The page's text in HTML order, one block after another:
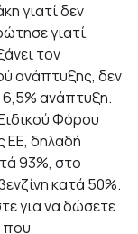
γιατί δεν
γιατί,
τον
ανάπτυξης, δεν
6,5% ανάπτυξη.
Φόρου
ΕΕ, δηλαδή
93%, στο
κατά 50%.
για να δώσετε
που